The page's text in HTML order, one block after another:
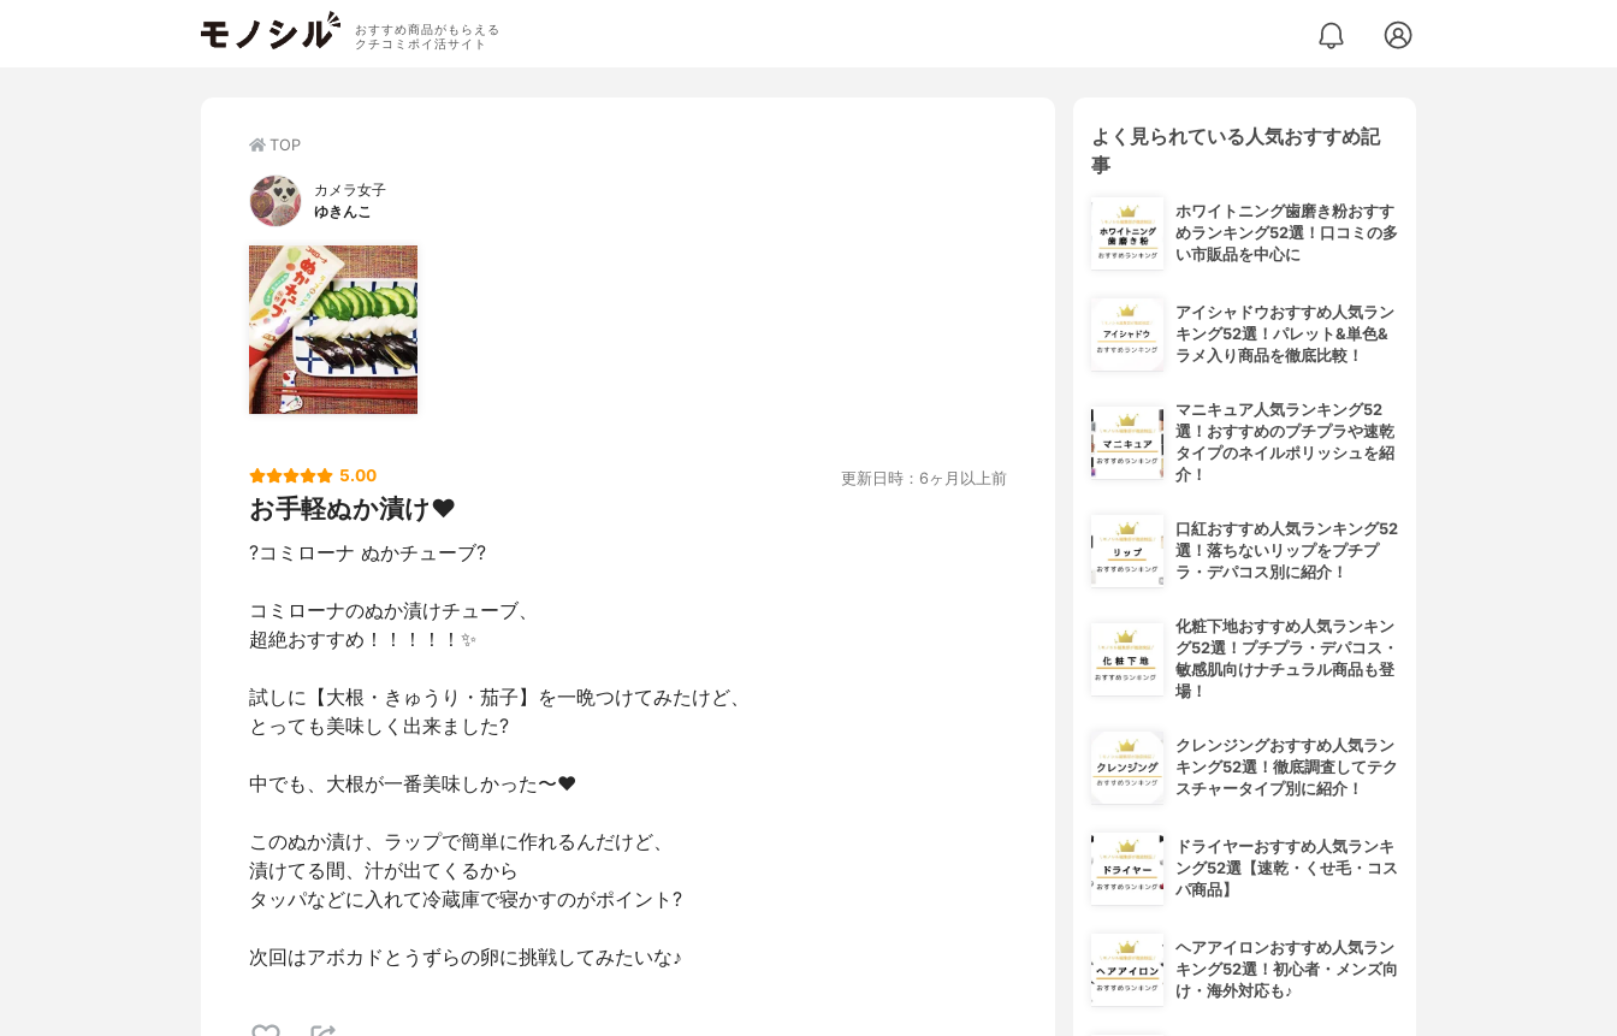
おすすめ商品がもらえる
クチコミポイ活サイト
TOP
カメラ女子
ゆきんこ
5.00 更新日時：6ヶ月以上前
お手軽ぬか漬け❤️
?コミローナ ぬかチューブ?
コミローナのぬか漬けチューブ、
超絶おすすめ！！！！！✨
試しに【大根・きゅうり・茄子】を一晩つけてみたけど、
とっても美味しく出来ました?
中でも、大根が一番美味しかった〜❤️
このぬか漬け、ラップで簡単に作れるんだけど、
漬けてる間、汁が出てくるから
タッパなどに入れて冷蔵庫で寝かすのがポイント?
次回はアボカドとうずらの卵に挑戦してみたいな♪
よく見られている人気おすすめ記
事
ホワイトニング歯磨き粉おすす
めランキング52選！口コミの多
い市販品を中心に
アイシャドウおすすめ人気ラン
キング52選！パレット&単色&
ラメ入り商品を徹底比較！
マニキュア人気ランキング52
選！おすすめのプチプラや速乾
タイプのネイルポリッシュを紹
介！
口紅おすすめ人気ランキング52
選！落ちないリップをプチプ
ラ・デパコス別に紹介！
化粧下地おすすめ人気ランキン
グ52選！プチプラ・デパコス・
敏感肌向けナチュラル商品も登
場！
クレンジングおすすめ人気ラン
キング52選！徹底調査してテク
スチャータイプ別に紹介！
ドライヤーおすすめ人気ランキ
ング52選【速乾・くせ毛・コス
パ商品】
ヘアアイロンおすすめ人気ラン
キング52選！初心者・メンズ向
け・海外対応も♪